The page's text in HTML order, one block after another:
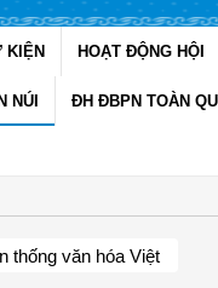
KIỆN HOẠT ĐỘNG HỘI
NÚI ĐH ĐBPN TOÀN
thống văn hóa Việt